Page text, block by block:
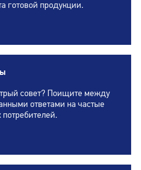
готовой продукции.
совет? Поищите между
ответами на частые